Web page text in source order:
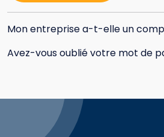
Mon entreprise a-t-elle un
Avez-vous oublié votre mot de